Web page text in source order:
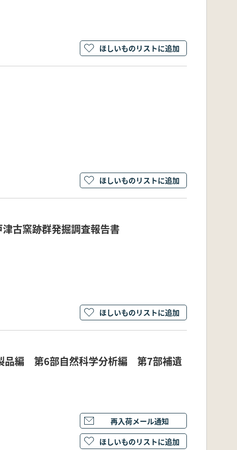
ほしいものリストに追加
ほしいものリストに追加
古窯跡群発掘調査報告書
ほしいものリストに追加
品編 第6部自然科学分析編 第7部補遺
再入荷メール通知
ほしいものリストに追加